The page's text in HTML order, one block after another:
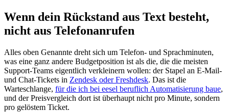
Wenn dein Rückstand aus Text besteht,
nicht aus Telefonanrufen
Alles oben Genannte dreht sich um Telefon- und Sprachminuten,
was eine ganz andere Budgetposition ist als die, die die meisten
Support-Teams eigentlich verkleinern wollen: der Stapel an E-Mail-
und Chat-Tickets in Zendesk oder Freshdesk. Das ist die
Warteschlange, für die ich bei eesel beruflich Automatisierung baue,
und der Preisvergleich dort ist überhaupt nicht pro Minute, sondern
pro gelöstem Ticket.